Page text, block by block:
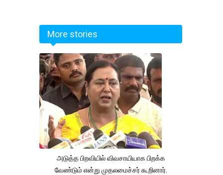
More stories
அடுத்த பிறவியில் விவசாயியாக பிறக்க
வேண்டும் என்று முதலமைச்சர் கூறினார்.